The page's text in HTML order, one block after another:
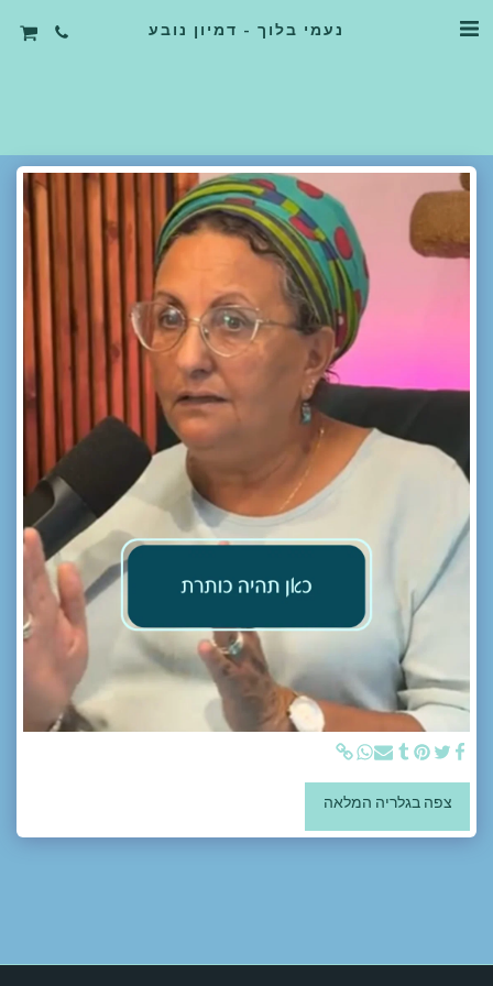
נעמי בלוך - דמיון נובע
צפה בגלריה המלאה